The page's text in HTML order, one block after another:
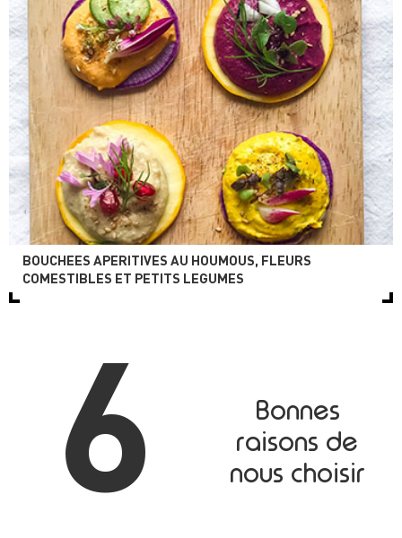
BOUCHEES APERITIVES AU HOUMOUS, FLEURS
COMESTIBLES ET PETITS LEGUMES
6
Bonnes
raisons de
nous choisir